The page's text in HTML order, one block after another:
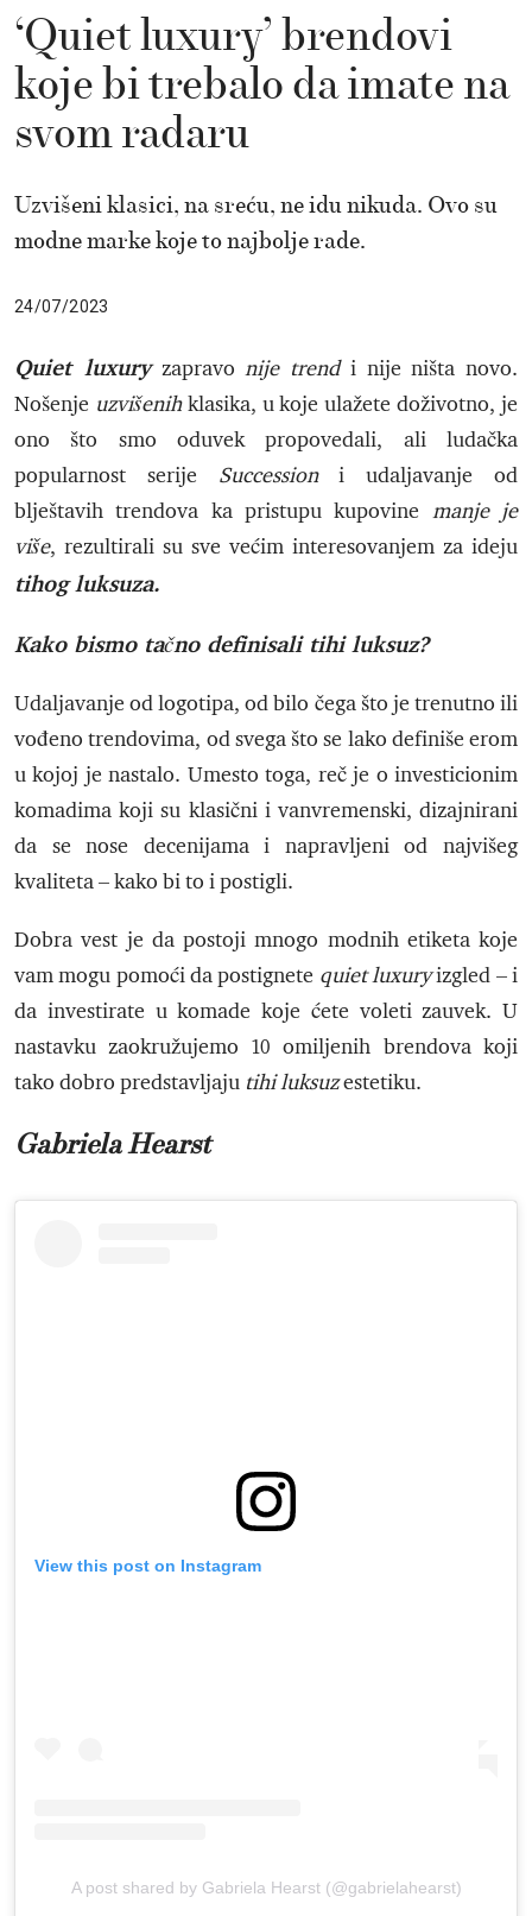
‘Quiet luxury’ brendovi
koje bi trebalo da imate na
svom radaru
Uzvišeni klasici, na sreću, ne idu nikuda. Ovo su
modne marke koje to najbolje rade.
24/07/2023
Quiet luxuryzapravonije trendi nije ništa novo.
Nošenje uzvišenihklasika, u koje ulažete doživotno, je
ono što smo oduvek propovedali, ali ludačka
popularnost serije Successioni udaljavanje od
blještavih trendova ka pristupu kupovine manje je
više, rezultirali su sve većim interesovanjem za ideju
tihog luksuza.
Kako bismo tačno definisali tihi luksuz?
Udaljavanje od logotipa, od bilo čega što je trenutno ili
vođeno trendovima, od svega što se lako definiše erom
u kojoj je nastalo. Umesto toga, reč je o investicionim
komadima koji su klasični i vanvremenski, dizajnirani
da se nose decenijama i napravljeni od najvišeg
kvaliteta – kako bi to i postigli.
Dobra vest je da postoji mnogo modnih etiketa koje
vam mogu pomoći da postignete quiet luxuryizgled – i
da investirate u komade koje ćete voleti zauvek. U
nastavku zaokružujemo 10 omiljenih brendova koji
tako dobro predstavljaju tihi luksuzestetiku.
Gabriela Hearst
View this post on Instagram
A post shared by Gabriela Hearst (@gabrielahearst)